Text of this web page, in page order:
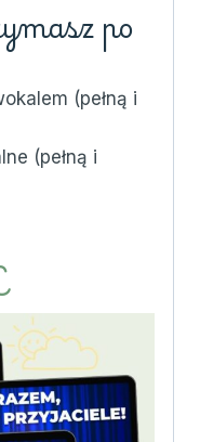
po
(pełną i
(pełną i